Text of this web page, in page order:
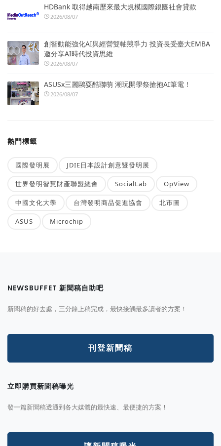
HDBank 取得越南歷來最大規模國際銀團社會貸款
2026/08/07
創智動能強化AI與經營雙軸競爭力 投資長受臺大EMBA
邀分享AI時代投資思維
2026/08/07
ASUSx三麗鷗耍酷聯萌 潮玩開學祭搶抱AI筆電！
2026/08/07
熱門標籤
國際發明展 JDIE日本設計創意暨發明展
世界發明智慧財產聯盟總會 SocialLab OpView
中國文化大學 台灣發明商品促進協會 北市圖
ASUS Microchip
NEWSBUFFET 新聞稿自助吧
新聞稿的好去處，三分鐘上稿完成，最快接觸最多讀者的方案！
刊登新聞稿
立即購買新聞稿曝光
發一篇新聞稿透通到各大媒體的最快速、最便捷的方案！